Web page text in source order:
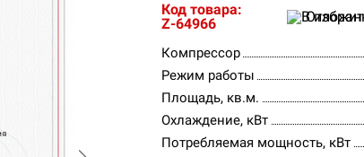
Код товара:
Z-64966
Компрессор
Режим работы
Площадь, кв.м.
Охлаждение, кВт
Потребляемая мощность, кВт